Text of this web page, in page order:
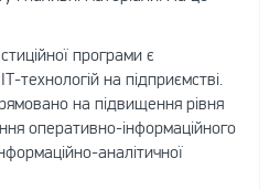
програми є
технологій на підприємстві.
на підвищення рівня
оперативно-інформаційного
аналітичної